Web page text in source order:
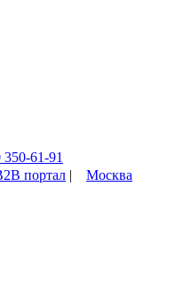
350-61-91
портал | Москва